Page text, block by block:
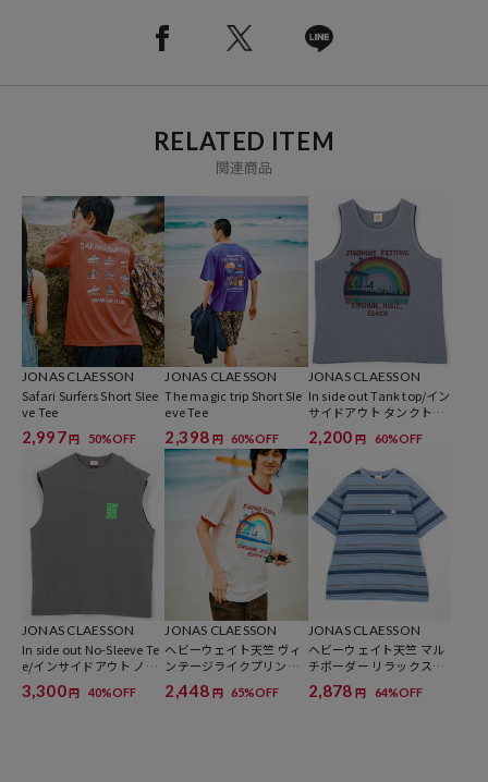
と色味が異なる場合がございます。また表示のサイズ感と実物は若干
※着用、お取り扱いの際は、商品についている品質表示とアテンショ
参考価格
4,994 円（2026年5月8日時点）
※「参考価格」とは、Daytona Parkにおける対象商品の通常販売（先
行予約・先行割引は含まれません）開始時点の価格です。
ブランド説明
【JONAS CLAESSON/ジョナス クレアッソン】
オーストラリア在住のイラストレーター。スウェーデン・ストックホ
ルムの出身。ヘラジカ、シロクマ、トナカイ、アザラシと人々が共生
し、美しい自然と動物、そして人間が調和の基に融合したユニークな
世界が描かれている。活力に満ちた手法が生み出すヴィヴィットで温
かみのある独特な世界観がトレードマーク。自然を愛するブランドへ
のアートワークの提供へと活動の幅を広げ、サーファーやキャンパー
のみならず子供から大人まで世界中で愛され、支持される存在として
注目を集めている。
RELATED ITEM
関連商品
JONAS CLAESSON
Safari Surfers Short Slee
ve Tee
2,997 円 50%OFF
JONAS CLAESSON
The magic trip Short Sle
eve Tee
2,398 円 60%OFF
JONAS CLAESSON
In side out Tank top/イン
サイドアウト タンクトッ
プ/リバーシブル
2,200 円 60%OFF
JONAS CLAESSON
In side out No-Sleeve Te
e/インサイドアウト ノー
スリーブ Tシャツ/リバー
シブル
3,300円 40%OFF
JONAS CLAESSON
ヘビーウェイト天竺 ヴィ
ンテージライクプリント
リンガー クルーネックT
シャツ
2,448 円 65%OFF
JONAS CLAESSON
ヘビーウェイト天竺 マル
チボーダー リラックスフ
ィット クルーネックTシ
ャツ
2,878 円 64%OFF